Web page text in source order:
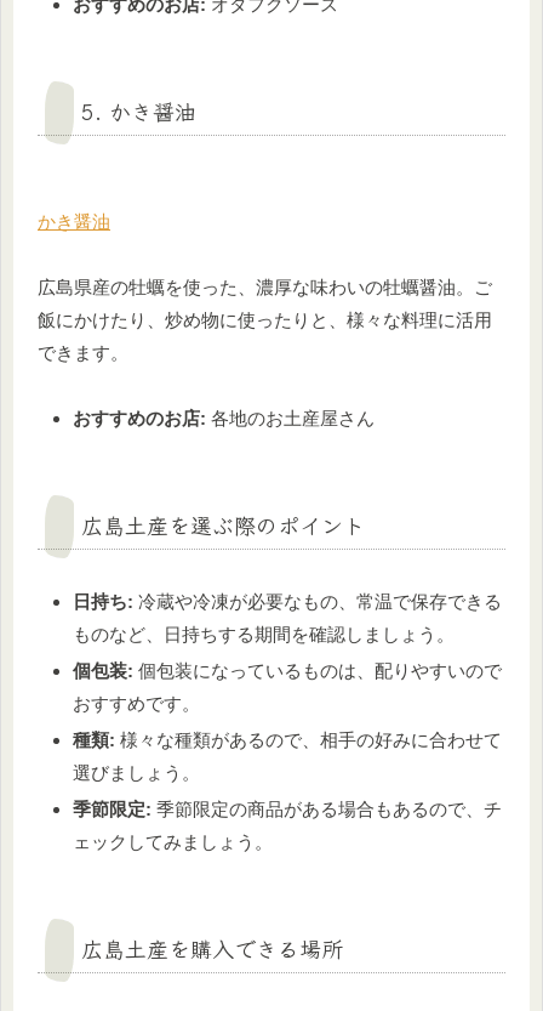
おすすめのお店: オタフクソース
5. かき醤油
かき醤油
広島県産の牡蠣を使った、濃厚な味わいの牡蠣醤油。ご
飯にかけたり、炒め物に使ったりと、様々な料理に活用
できます。
おすすめのお店: 各地のお土産屋さん
広島土産を選ぶ際のポイント
日持ち: 冷蔵や冷凍が必要なもの、常温で保存できる
ものなど、日持ちする期間を確認しましょう。
個包装: 個包装になっているものは、配りやすいので
おすすめです。
種類: 様々な種類があるので、相手の好みに合わせて
選びましょう。
季節限定: 季節限定の商品がある場合もあるので、チ
ェックしてみましょう。
広島土産を購入できる場所